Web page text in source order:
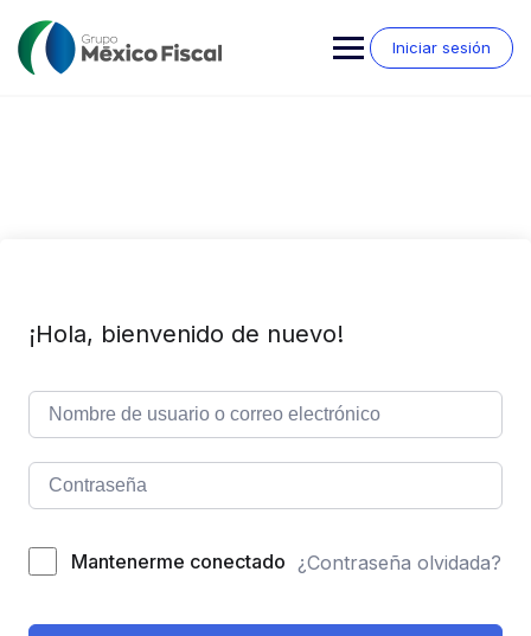
contenido
Iniciar sesión
¡Hola, bienvenido de nuevo!
Mantenerme conectado ¿Contraseña olvidada?